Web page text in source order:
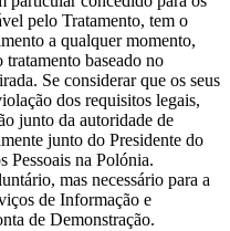
pelo Tratamento, tem o
a qualquer momento,
baseado no
Se considerar que os seus
dos requisitos legais,
junto da autoridade de
junto do Presidente do
Pessoais na Polónia.
mas necessário para a
de Informação e
de Demonstração.